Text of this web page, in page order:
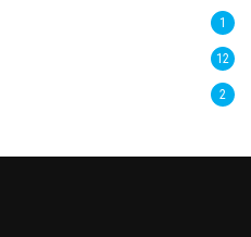
1
12
2